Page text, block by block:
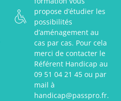
propose d’étudier les
possibilités
d’aménagement au
cas par cas. Pour cela
merci de contacter le
Référent Handicap au
09 51 04 21 45 ou par
mail à
handicap@passpro.fr.